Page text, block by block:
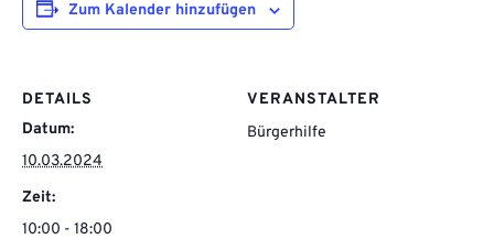
Zum Kalender hinzufügen
DETAILS
Datum:
10.03.2024
Zeit:
10:00 - 18:00
VERANSTALTER
Bürgerhilfe